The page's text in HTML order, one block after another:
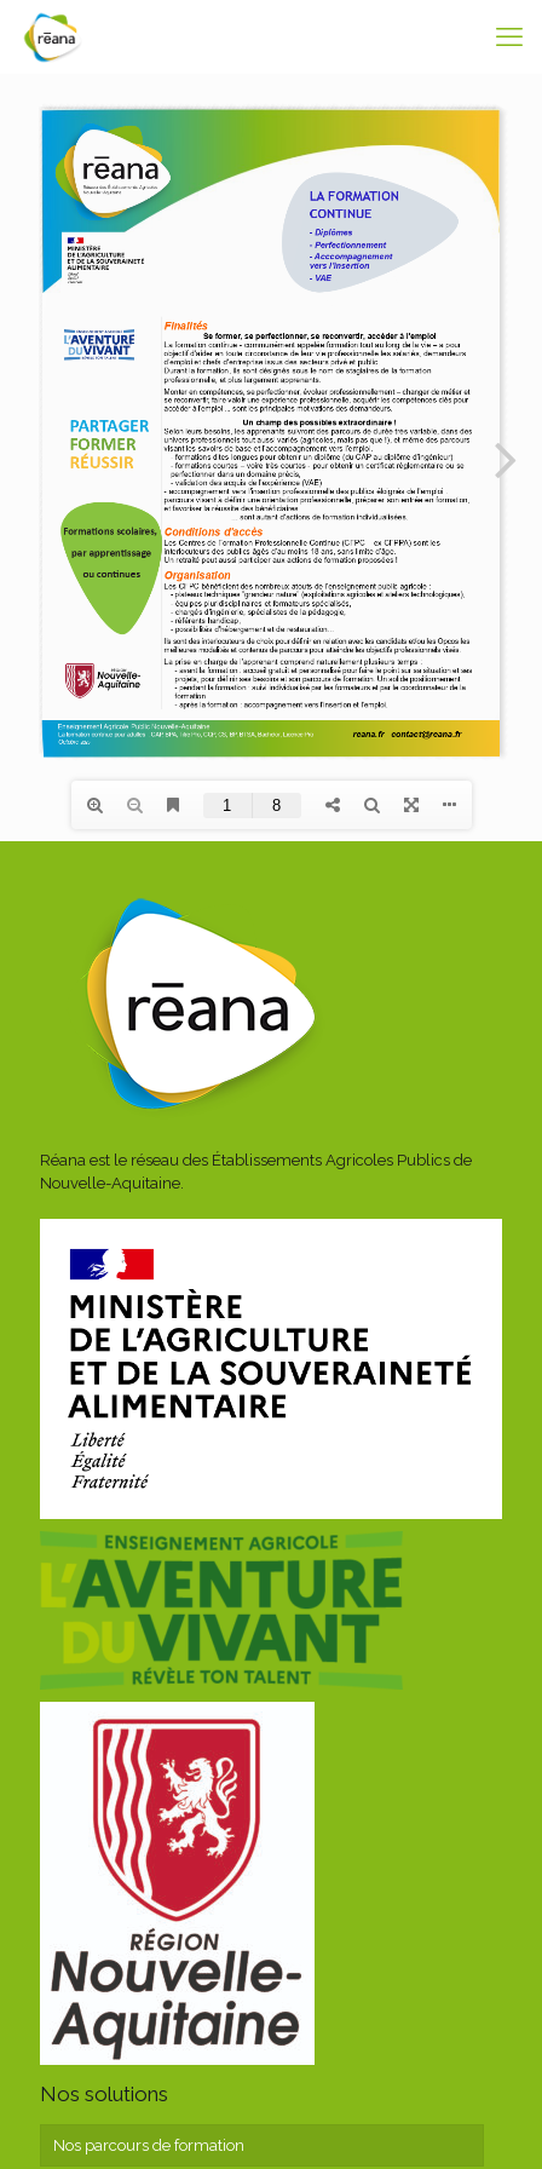
Réana est le réseau des Établissements Agricoles Publics de
Nouvelle-Aquitaine.
Nos solutions
Nos parcours de formation